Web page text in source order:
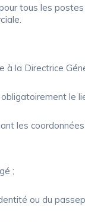
tous les
la Directrice
le
les
;
ou du